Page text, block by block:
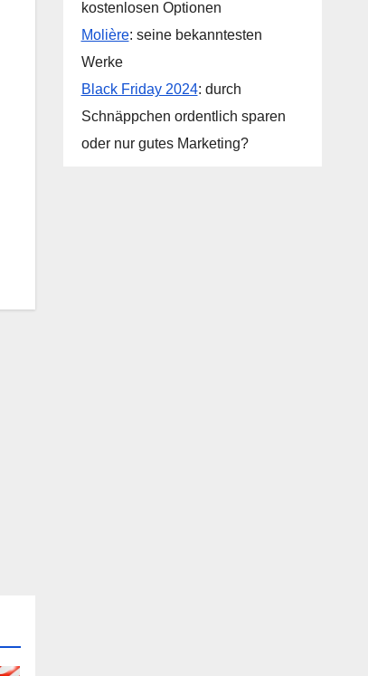
kostenlosen Optionen
Molière: seine bekanntesten
Werke
Black Friday 2024: durch
Schnäppchen ordentlich sparen
oder nur gutes Marketing?